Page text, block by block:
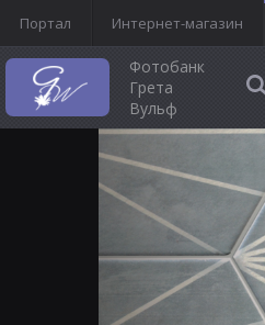
Портал Интернет-магазин
Фотобанк
Грета
Вульф